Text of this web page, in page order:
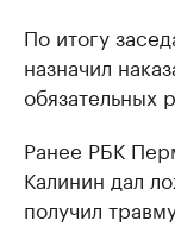
По итогу
назначил
обязательных
Ранее РБК
Калинин дал
получил